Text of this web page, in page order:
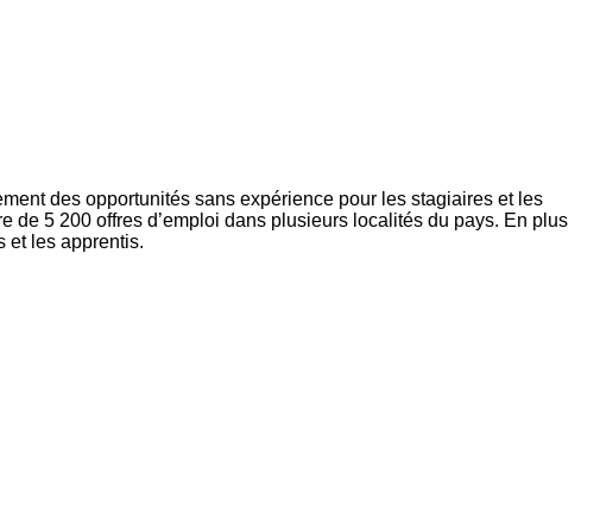
des opportunités sans expérience pour les stagiaires et les
de 5 200 offres d’emploi dans plusieurs localités du pays. En plus
et les apprentis.